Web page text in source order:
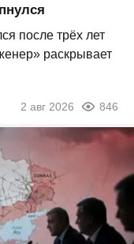
после трёх лет
раскрывает
2 авг 2026 846